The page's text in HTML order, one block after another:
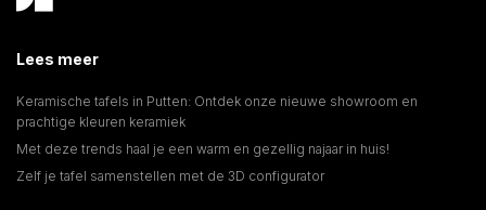
Lees meer
Keramische tafels in Putten: Ontdek onze nieuwe showroom en
prachtige kleuren keramiek
Met deze trends haal je een warm en gezellig najaar in huis!
Zelf je tafel samenstellen met de 3D configurator